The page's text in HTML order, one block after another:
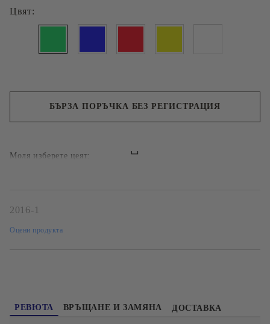
Моля изберете цеят:
Цвят:
БЪРЗА ПОРЪЧКА БЕЗ РЕГИСТРАЦИЯ
2016-1
Оцени продукта
РЕВЮТА ВРЪЩАНЕ И ЗАМЯНА ДОСТАВКА